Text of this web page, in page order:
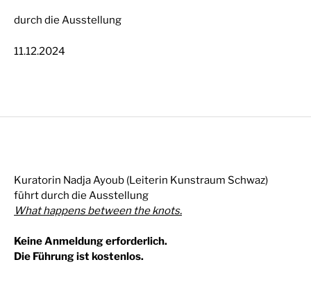
durch die Ausstellung
11.12.2024
Kuratorin Nadja Ayoub (Leiterin Kunstraum Schwaz)
führtdurch die Ausstellung
What happens between the knots.
Keine Anmeldung erforderlich.
Die Führung ist kostenlos.